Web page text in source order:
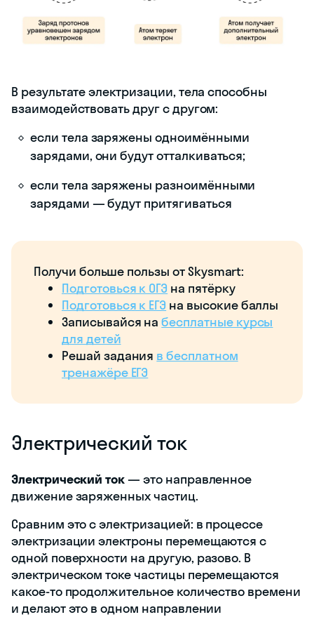
В результате электризации, тела способны
взаимодействовать друг с другом:
если тела заряжены одноимёнными
зарядами, они будут отталкиваться;
если тела заряжены разноимёнными
зарядами — будут притягиваться
Получи больше пользы от Skysmart:
Подготовься к ОГЭ на пятёрку
Подготовься к ЕГЭ на высокие баллы
Записывайся набесплатные курсы
для детей
Решай задания в бесплатном
тренажёре ЕГЭ
Электрический ток
Электрический ток— это направленное
движение заряженных частиц.
Сравним это с электризацией: в процессе
электризации электроны перемещаются с
одной поверхности на другую, разово. В
электрическом токе частицы перемещаются
какое-то продолжительное количество времени
и делают это в одном направлении